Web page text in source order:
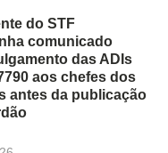
do STF
comunicado
das ADIs
aos chefes dos
antes da publicação